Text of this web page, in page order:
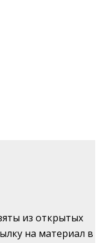
из открытых
на материал в